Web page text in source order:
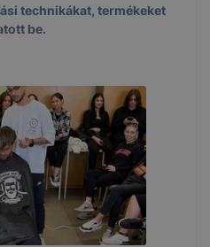
technikákat, termékeket
be.